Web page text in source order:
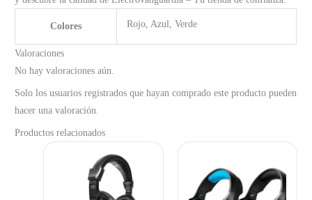
Colores Rojo, Azul, Verde
Valoraciones
No hay valoraciones aún.
Solo los usuarios registrados que hayan comprado este producto pueden
hacer una valoración.
Productos relacionados